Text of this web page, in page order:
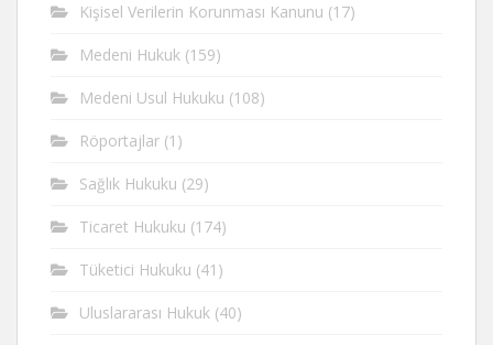
Kişisel Verilerin Korunması Kanunu (17)
Medeni Hukuk (159)
Medeni Usul Hukuku (108)
Röportajlar (1)
Sağlık Hukuku (29)
Ticaret Hukuku (174)
Tüketici Hukuku (41)
Uluslararası Hukuk (40)